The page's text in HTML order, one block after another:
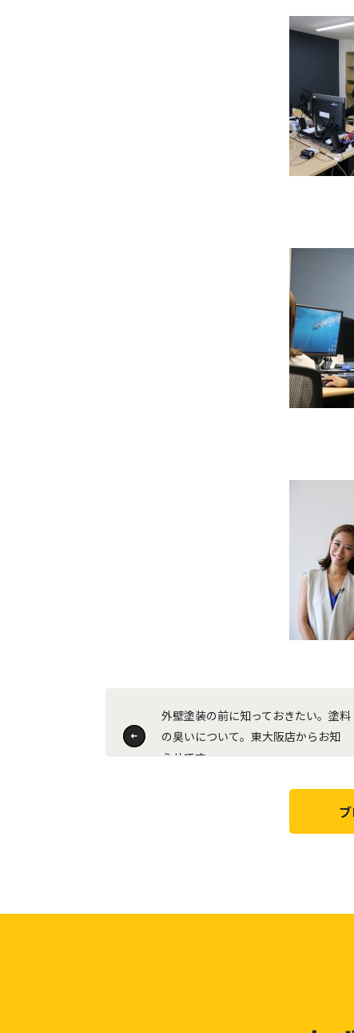
外壁塗装の前に知っておきたい。塗料
の臭いについて。東大阪店からお知
らせです。